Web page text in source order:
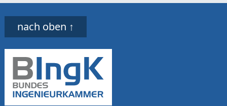
Infos zu dieser Website
nach oben